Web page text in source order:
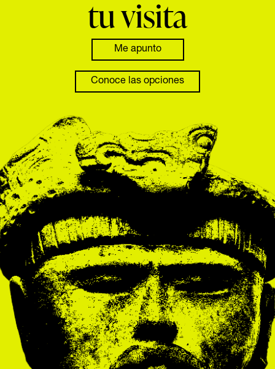
tu visita
Me apunto
Conoce las opciones